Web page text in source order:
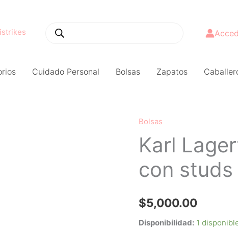
Cuidado Personal Bolsas Zapatos
Bolsas
Karl
con studs
$5,000.00
Disponibilidad: 1
Karl
Lagerfeld
tote
mediano
con
cantidad